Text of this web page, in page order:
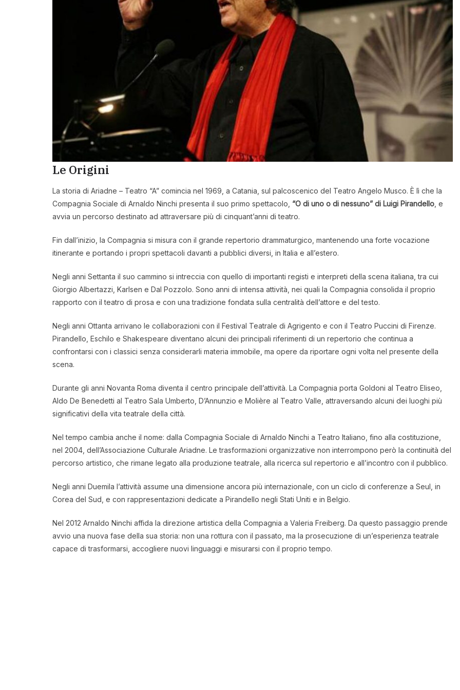
Le Origini
La storia di Ariadne – Teatro “A” comincia nel 1969, a Catania, sul palcoscenico del Teatro Angelo Musco. È lì che la
Compagnia Sociale di Arnaldo Ninchi presenta il suo primo spettacolo, “O di uno o di nessuno” di Luigi Pirandello , e
avvia un percorso destinato ad attraversare più di cinquant’anni di teatro.
Fin dall’inizio, la Compagnia si misura con il grande repertorio drammaturgico, mantenendo una forte vocazione
itinerante e portando i propri spettacoli davanti a pubblici diversi, in Italia e all’estero.
Negli anni Settanta il suo cammino si intreccia con quello di importanti registi e interpreti della scena italiana, tra cui
Giorgio Albertazzi, Karlsen e Dal Pozzolo. Sono anni di intensa attività, nei quali la Compagnia consolida il proprio
rapporto con il teatro di prosa e con una tradizione fondata sulla centralità dell’attore e del testo.
Negli anni Ottanta arrivano le collaborazioni con il Festival Teatrale di Agrigento e con il Teatro Puccini di Firenze.
Pirandello, Eschilo e Shakespeare diventano alcuni dei principali riferimenti di un repertorio che continua a
confrontarsi con i classici senza considerarli materia immobile, ma opere da riportare ogni volta nel presente della
scena.
Durante gli anni Novanta Roma diventa il centro principale dell’attività. La Compagnia porta Goldoni al Teatro Eliseo,
Aldo De Benedetti al Teatro Sala Umberto, D’Annunzio e Molière al Teatro Valle, attraversando alcuni dei luoghi più
significativi della vita teatrale della città.
Nel tempo cambia anche il nome: dalla Compagnia Sociale di Arnaldo Ninchi a Teatro Italiano, fino alla costituzione,
nel 2004, dell’Associazione Culturale Ariadne. Le trasformazioni organizzative non interrompono però la continuità del
percorso artistico, che rimane legato alla produzione teatrale, alla ricerca sul repertorio e all’incontro con il pubblico.
Negli anni Duemila l’attività assume una dimensione ancora più internazionale, con un ciclo di conferenze a Seul, in
Corea del Sud, e con rappresentazioni dedicate a Pirandello negli Stati Uniti e in Belgio.
Nel 2012 Arnaldo Ninchi affida la direzione artistica della Compagnia a Valeria Freiberg. Da questo passaggio prende
avvio una nuova fase della sua storia: non una rottura con il passato, ma la prosecuzione di un’esperienza teatrale
capace di trasformarsi, accogliere nuovi linguaggi e misurarsi con il proprio tempo.